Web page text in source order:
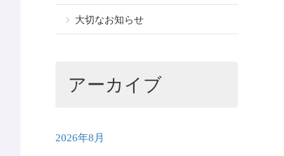
大切なお知らせ
アーカイブ
2026年8月